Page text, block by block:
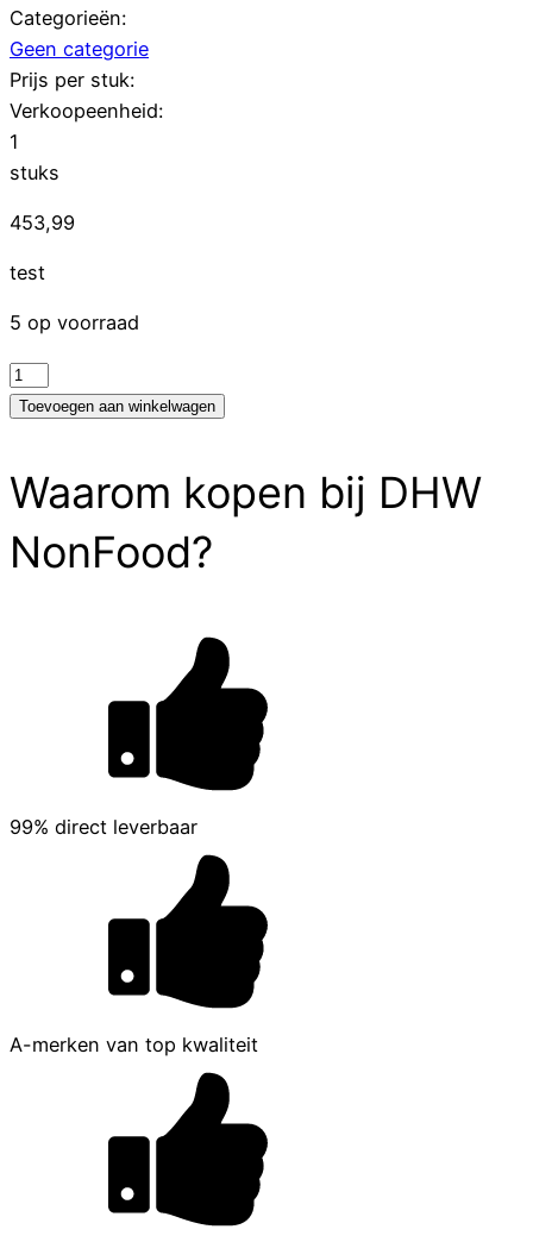
Categorieën:
Geen categorie
Prijs per stuk:
Verkoopeenheid:
1
stuks
453,99
test
5 op voorraad
test
aantal
Toevoegen aan winkelwagen
Waarom kopen bij DHW
NonFood?
99% direct leverbaar
A-merken van top kwaliteit